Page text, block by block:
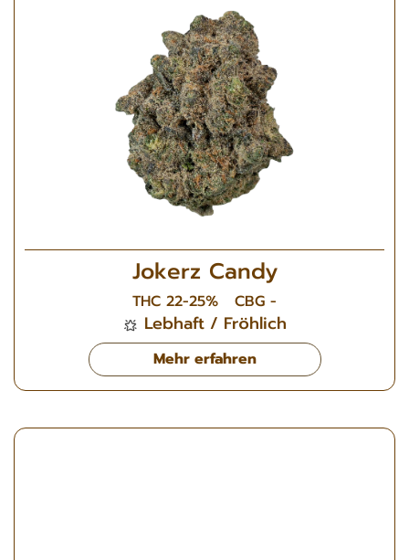
Jokerz Candy
THC 22-25% CBG -
Lebhaft / Fröhlich
Mehr erfahren